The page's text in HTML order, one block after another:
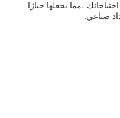
،مما يجعلها خيارًا
صناعي.